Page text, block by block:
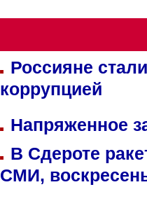
Россияне
коррупцией
Напряженное
В Сдероте
СМИ,